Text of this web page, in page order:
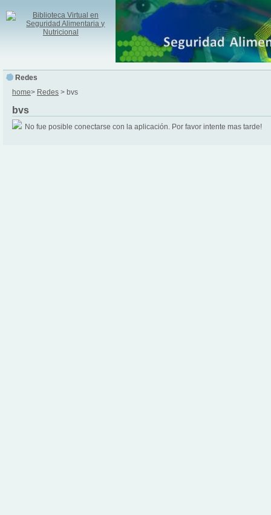
Redes
home> Redes > bvs
bvs
No fue posible conectarse con la aplicación. Por favor intente mas tarde!